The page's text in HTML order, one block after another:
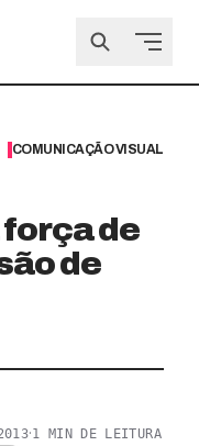
COMUNICAÇÃO VISUAL
força de
de
·1 MIN DE LEITURA